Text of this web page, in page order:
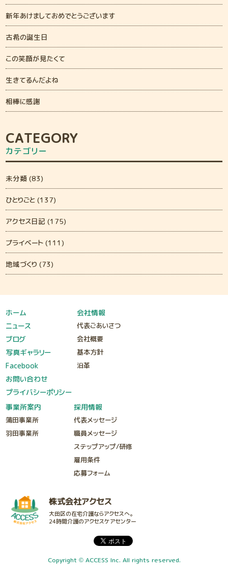
新年あけましておめでとうございます
古希の誕生日
この笑顔が見たくて
生きてるんだよね
相棒に感謝
CATEGORY
カテゴリー
未分類 (83)
ひとりごと (137)
アクセス日記 (175)
プライベート (111)
地域づくり (73)
ホーム
ニュース
ブログ
写真ギャラリー
Facebook
お問い合わせ
プライバシーポリシー
会社情報
代表ごあいさつ
会社概要
基本方針
沿革
事業所案内
蒲田事業所
羽田事業所
採用情報
代表メッセージ
職員メッセージ
ステップアップ/研修
雇用条件
応募フォーム
株式会社アクセス
大田区の在宅介護ならアクセスへ。
24時間介護のアクセスケアセンター
Copyright © ACCESS Inc. All rights reserved.